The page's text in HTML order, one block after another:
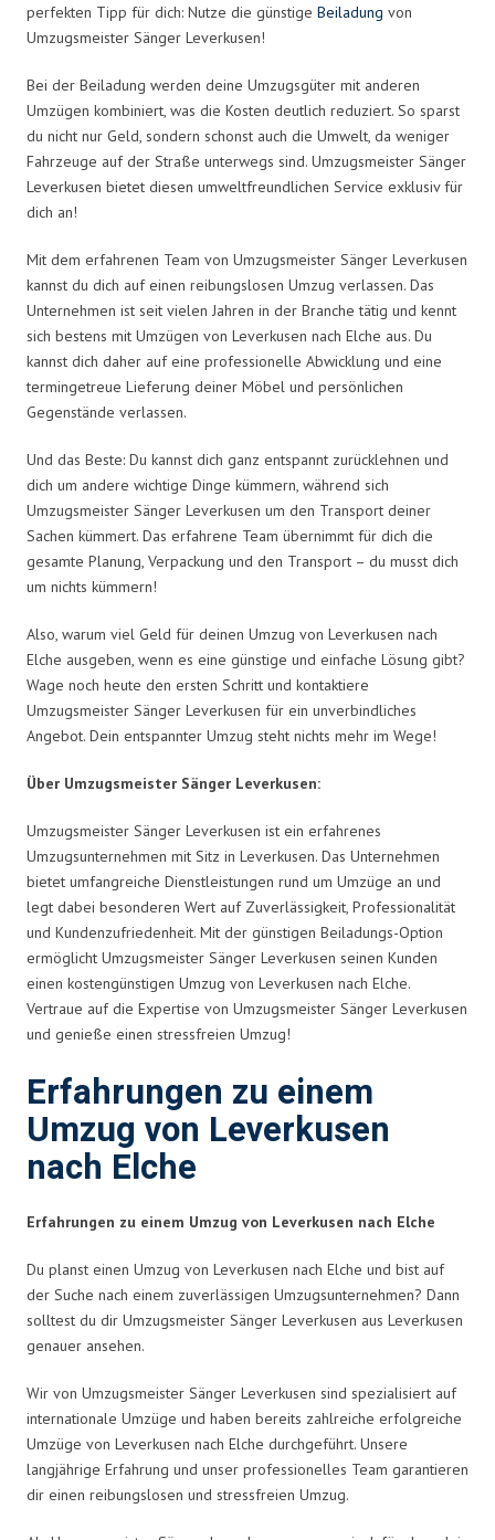
perfekten Tipp für dich: Nutze die günstige Beiladung von
Umzugsmeister Sänger Leverkusen!
Bei der Beiladung werden deine Umzugsgüter mit anderen
Umzügen kombiniert, was die Kosten deutlich reduziert. So sparst
du nicht nur Geld, sondern schonst auch die Umwelt, da weniger
Fahrzeuge auf der Straße unterwegs sind. Umzugsmeister Sänger
Leverkusen bietet diesen umweltfreundlichen Service exklusiv für
dich an!
Mit dem erfahrenen Team von Umzugsmeister Sänger Leverkusen
kannst du dich auf einen reibungslosen Umzug verlassen. Das
Unternehmen ist seit vielen Jahren in der Branche tätig und kennt
sich bestens mit Umzügen von Leverkusen nach Elche aus. Du
kannst dich daher auf eine professionelle Abwicklung und eine
termingetreue Lieferung deiner Möbel und persönlichen
Gegenstände verlassen.
Und das Beste: Du kannst dich ganz entspannt zurücklehnen und
dich um andere wichtige Dinge kümmern, während sich
Umzugsmeister Sänger Leverkusen um den Transport deiner
Sachen kümmert. Das erfahrene Team übernimmt für dich die
gesamte Planung, Verpackung und den Transport – du musst dich
um nichts kümmern!
Also, warum viel Geld für deinen Umzug von Leverkusen nach
Elche ausgeben, wenn es eine günstige und einfache Lösung gibt?
Wage noch heute den ersten Schritt und kontaktiere
Umzugsmeister Sänger Leverkusen für ein unverbindliches
Angebot. Dein entspannter Umzug steht nichts mehr im Wege!
Über Umzugsmeister Sänger Leverkusen:
Umzugsmeister Sänger Leverkusen ist ein erfahrenes
Umzugsunternehmen mit Sitz in Leverkusen. Das Unternehmen
bietet umfangreiche Dienstleistungen rund um Umzüge an und
legt dabei besonderen Wert auf Zuverlässigkeit, Professionalität
und Kundenzufriedenheit. Mit der günstigen Beiladungs-Option
ermöglicht Umzugsmeister Sänger Leverkusen seinen Kunden
einen kostengünstigen Umzug von Leverkusen nach Elche.
Vertraue auf die Expertise von Umzugsmeister Sänger Leverkusen
und genieße einen stressfreien Umzug!
Erfahrungen zu einem
Umzug von Leverkusen
nach Elche
Erfahrungen zu einem Umzug von Leverkusen nach Elche
Du planst einen Umzug von Leverkusen nach Elche und bist auf
der Suche nach einem zuverlässigen Umzugsunternehmen? Dann
solltest du dir Umzugsmeister Sänger Leverkusen aus Leverkusen
genauer ansehen.
Wir von Umzugsmeister Sänger Leverkusen sind spezialisiert auf
internationale Umzüge und haben bereits zahlreiche erfolgreiche
Umzüge von Leverkusen nach Elche durchgeführt. Unsere
langjährige Erfahrung und unser professionelles Team garantieren
dir einen reibungslosen und stressfreien Umzug.